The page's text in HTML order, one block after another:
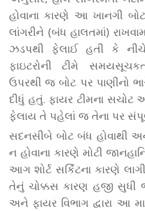
હોવાના કારણે આ ખાનગી
લાંગરીને (બંધ હાલતમાં)
ઝડપથી ફેલાઈ હતી કે
ફાઇટરોની ટીમે
ઉપરથી જ બોટ પર પાણીનો
દીધું હતું. ફાયર ટીમના
ફેલાય તે પહેલાં જ તેના પર
સદનસીબે બોટ બંધ હોવાથી
ન હોવાના કારણે મોટી
આગ શોર્ટ સર્કિટના કારણે
તેનું ચોક્કસ કારણ હજી સુધી
અને ફાયર વિભાગ દ્વારા આ